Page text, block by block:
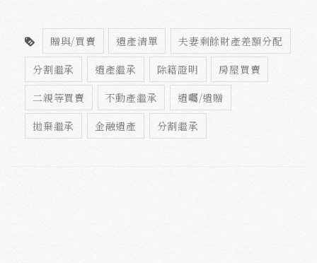
贈與/買賣 遺產清單
夫妻剩餘財產差額分配
分割繼承
遺產繼承 除籍證明
房屋買賣
二親等買賣
不動產繼承
遺囑/遺贈
拋棄繼承
金融遺產 分割繼承